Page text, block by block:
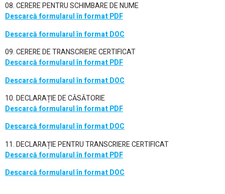
08. CERERE PENTRU SCHIMBARE DE NUME
Descarcă formularul în format PDF
Descarcă formularul în format DOC
09. CERERE DE TRANSCRIERE CERTIFICAT
Descarcă formularul în format PDF
Descarcă formularul în format DOC
10. DECLARAȚIE DE CĂSĂTORIE
Descarcă formularul în format PDF
Descarcă formularul în format DOC
11. DECLARAȚIE PENTRU TRANSCRIERE CERTIFICAT
Descarcă formularul în format PDF
Descarcă formularul în format DOC